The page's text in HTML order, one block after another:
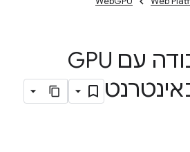
תחילת העבודה עם GPU